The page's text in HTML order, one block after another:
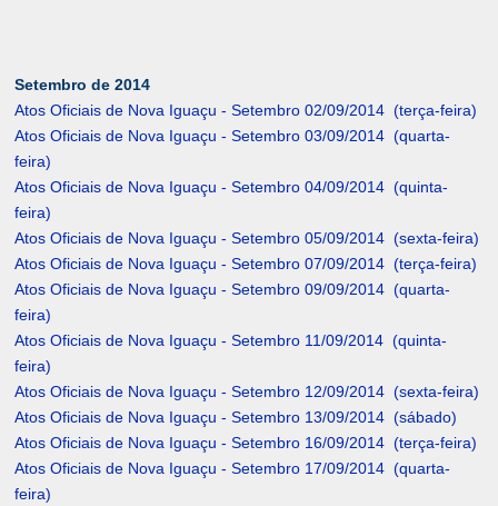
Setembro de 2014
Atos Oficiais de Nova Iguaçu - Setembro 02/09/2014 (terça-feira)
Atos Oficiais de Nova Iguaçu - Setembro 03/09/2014 (quarta-
feira)
Atos Oficiais de Nova Iguaçu - Setembro 04/09/2014 (quinta-
feira)
Atos Oficiais de Nova Iguaçu - Setembro 05/09/2014 (sexta-feira)
Atos Oficiais de Nova Iguaçu - Setembro 07/09/2014 (terça-feira)
Atos Oficiais de Nova Iguaçu - Setembro 09/09/2014 (quarta-
feira)
Atos Oficiais de Nova Iguaçu - Setembro 11/09/2014 (quinta-
feira)
Atos Oficiais de Nova Iguaçu - Setembro 12/09/2014 (sexta-feira)
Atos Oficiais de Nova Iguaçu - Setembro 13/09/2014 (sábado)
Atos Oficiais de Nova Iguaçu - Setembro 16/09/2014 (terça-feira)
Atos Oficiais de Nova Iguaçu - Setembro 17/09/2014 (quarta-
feira)